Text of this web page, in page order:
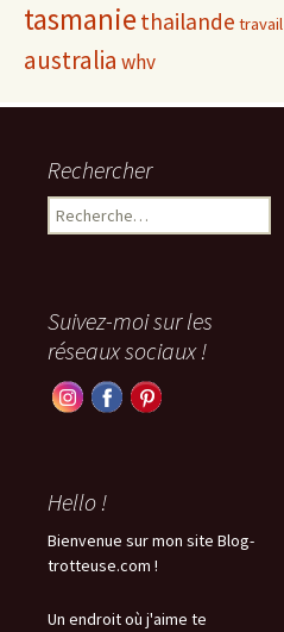
tasmaniethailande travail
australia whv
Rechercher
Rechercher :
Suivez-moi sur les
réseaux sociaux !
Hello !
Bienvenue sur mon site Blog-
trotteuse.com !
Un endroit où j'aime te